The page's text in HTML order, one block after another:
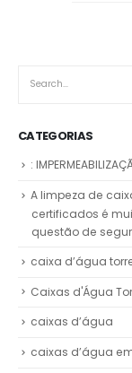
CATEGORIAS
:
A limpeza de
certificados é
questão de
caixa d’água
Caixas d'Água
caixas d’água
caixas d’água